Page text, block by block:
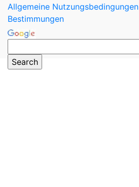
Allgemeine Nutzungsbedingungen
Bestimmungen